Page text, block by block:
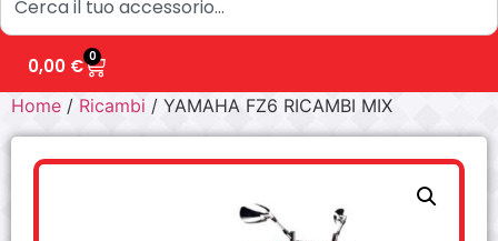
0,00 € 0
Home / Ricambi / YAMAHA FZ6 RICAMBI MIX